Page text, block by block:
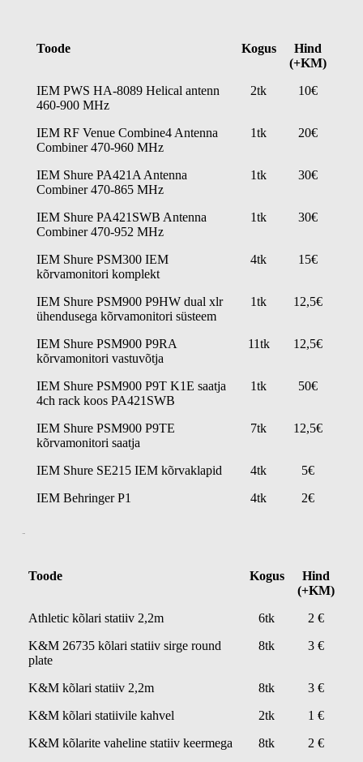
Toode Kogus
Hind
(+KM)
IEM PWS HA-8089 Helical antenn
460-900 MHz
2tk 10€
IEM RF Venue Combine4 Antenna
Combiner 470-960 MHz
1tk 20€
IEM Shure PA421A Antenna
Combiner 470-865 MHz
1tk 30€
IEM Shure PA421SWB Antenna
Combiner 470-952 MHz
1tk 30€
IEM Shure PSM300 IEM
kõrvamonitori komplekt
4tk 15€
IEM Shure PSM900 P9HW dual xlr
ühendusega kõrvamonitori süsteem
1tk 12,5€
IEM Shure PSM900 P9RA
kõrvamonitori vastuvõtja
11tk 12,5€
IEM Shure PSM900 P9T K1E saatja
4ch rack koos PA421SWB
1tk 50€
IEM Shure PSM900 P9TE
kõrvamonitori saatja
7tk 12,5€
IEM Shure SE215 IEM kõrvaklapid 4tk
5€
IEM Behringer P1
4tk 2€
Toode Kogus
Hind
(+KM)
Athletic kõlari statiiv 2,2m
6tk
2 €
K&M 26735 kõlari statiiv sirge round
plate
8tk 3 €
K&M kõlari statiiv 2,2m 8tk
3 €
K&M kõlari statiivile kahvel
2tk
1 €
K&M kõlarite vaheline statiiv keermega
8tk
2 €